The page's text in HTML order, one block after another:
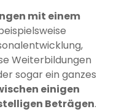
mit einem
Weiterbildungen
sogar ein ganzes
einigen
Beträgen.